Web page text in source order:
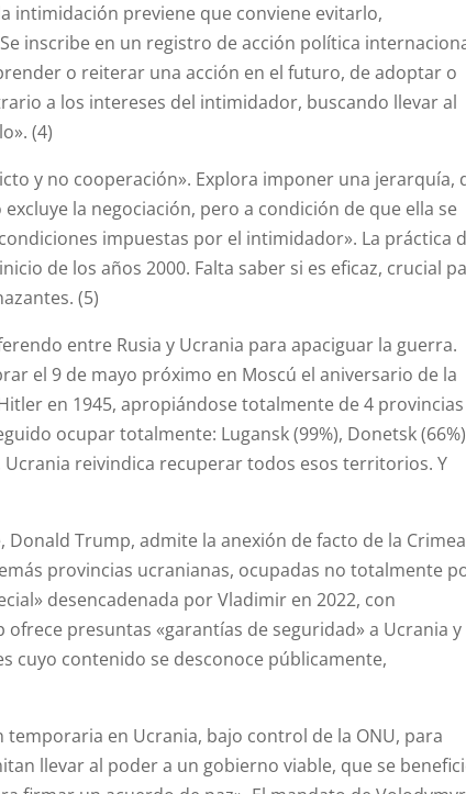
intimidación previene que conviene evitarlo,
inscribe en un registro de acción política
o reiterar una acción en el futuro, de adoptar o
a los intereses del intimidador, buscando llevar al
(4)
y no cooperación». Explora imponer una jerarquía,
la negociación, pero a condición de que ella se
impuestas por el intimidador». La práctica
de los años 2000. Falta saber si es eficaz, crucial
(5)
entre Rusia y Ucrania para apaciguar la guerra.
el 9 de mayo próximo en Moscú el aniversario de la
en 1945, apropiándose totalmente de 4 provincias
ocupar totalmente: Lugansk (99%), Donetsk
Ucrania reivindica recuperar todos esos territorios. Y
Trump, admite la anexión de facto de la
provincias ucranianas, ocupadas no totalmente
desencadenada por Vladimir en 2022, con
presuntas «garantías de seguridad» a Ucrania y
cuyo contenido se desconoce públicamente,
en Ucrania, bajo control de la ONU, para
llevar al poder a un gobierno viable, que se